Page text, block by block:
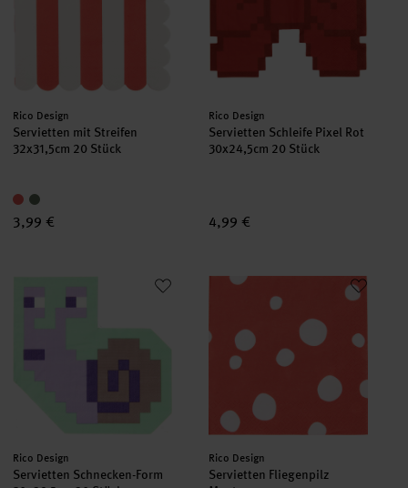
Hersteller:
Rico Design
Servietten mit Streifen
32x31,5cm 20 Stück
3,99 €
Hersteller:
Rico Design
Servietten Schleife Pixel Rot
30x24,5cm 20 Stück
4,99 €
Servietten Schnecken-Form
Hersteller:
Rico Design
Servietten Schnecken-Form
Servietten Fliegenpilz Muster
Hersteller:
Rico Design
Servietten Fliegenpilz